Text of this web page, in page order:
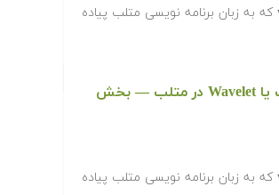
‫در ادامه کدها و برنامه های آماده تبدیلات موجک یا wavelet که به زبان برنامه نویسی متلب پیاده
دانلود رایگان کدها و برنامه های آماده تبدیلات موجک یا Wavelet در متلب‬‬ — بخش
‫در ادامه کدها و برنامه های آماده تبدیلات موجک یا wavelet که به زبان برنامه نویسی متلب پیاده